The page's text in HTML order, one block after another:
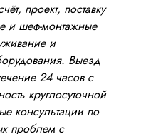
проект, поставку
и шеф-монтажные
и
Выезд
24 часов с
круглосуточной
консультации по
проблем с